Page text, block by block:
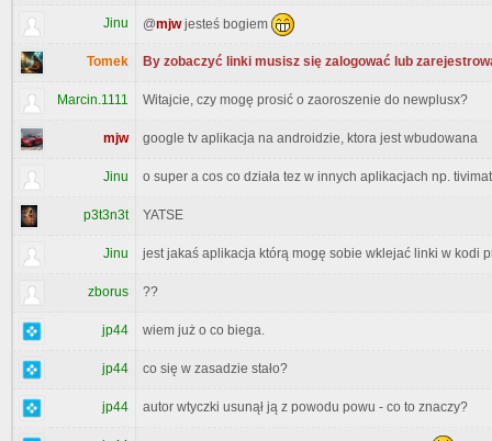
Jinu @mjwjesteś bogiem
Tomek By zobaczyć linki musisz się zalogować lub
Marcin.1111 Witajcie, czy mogę prosić o zaoroszenie do newplusx?
mjw google tv aplikacja na androidzie, ktora jest wbudowana
Jinu o super a cos co działa tez w innych aplikacjach np.
p3t3n3t YATSE
Jinu jest jakaś aplikacja którą mogę sobie wklejać linki w kodi
zborus ??
jp44 wiem już o co biega.
jp44 co się w zasadzie stało?
jp44 autor wtyczki usunął ją z powodu powu - co to znaczy?